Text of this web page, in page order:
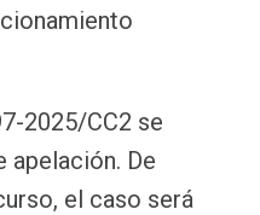
2025/CC2 se
apelación. De
el caso será